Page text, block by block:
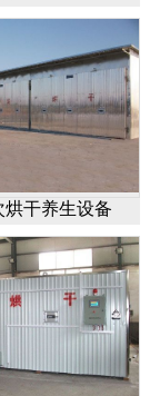
烘干养生设备